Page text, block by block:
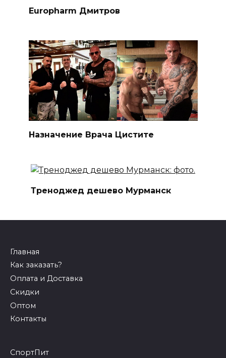
Europharm Дмитров
Назначение Врача Цистите
Треноджед дешево Мурманск
Главная
Как заказать?
Оплата и Доставка
Скидки
Оптом
Контакты
СпортПит